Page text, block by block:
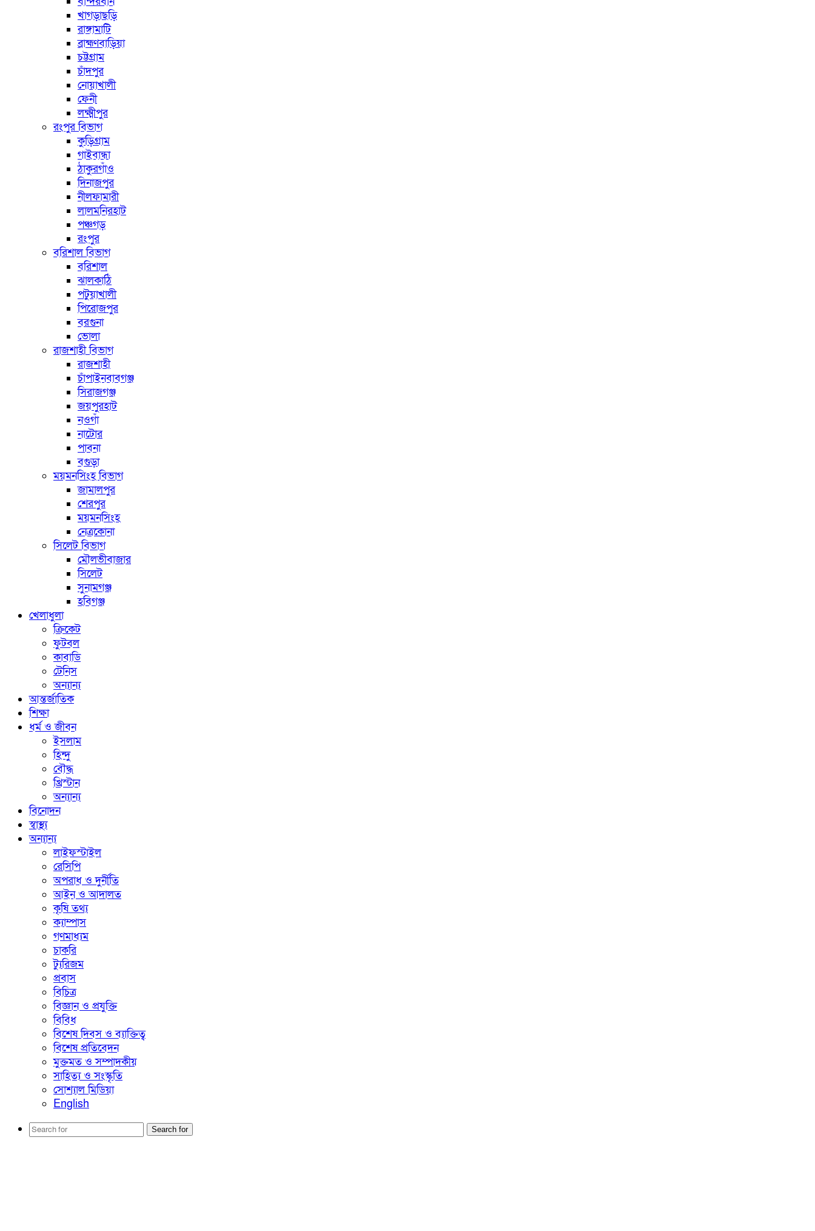
খাগড়াছড়ি
রাঙ্গামাটি
ব্রাহ্মণবাড়িয়া
চট্টগ্রাম
চাঁদপুর
নোয়াখালী
ফেনী
লক্ষ্মীপুর
রংপুর বিভাগ
কুড়িগ্রাম
গাইবান্ধা
ঠাকুরগাঁও
দিনাজপুর
নীলফামারী
লালমনিরহাট
পঞ্চগড়
রংপুর
বরিশাল বিভাগ
বরিশাল
ঝালকাঠি
পটুয়াখালী
পিরোজপুর
বরগুনা
ভোলা
রাজশাহী বিভাগ
রাজশাহী
চাঁপাইনবাবগঞ্জ
সিরাজগঞ্জ
জয়পুরহাট
নওগাঁ
নাটোর
পাবনা
বগুড়া
ময়মনসিংহ বিভাগ
জামালপুর
শেরপুর
ময়মনসিংহ
নেত্রকোনা
সিলেট বিভাগ
মৌলভীবাজার
সিলেট
সুনামগঞ্জ
হবিগঞ্জ
খেলাধুলা
ক্রিকেট
ফুটবল
কাবাডি
টেনিস
অন্যান্য
আন্তর্জাতিক
শিক্ষা
ধর্ম ও জীবন
ইসলাম
হিন্দু
বৌদ্ধ
খ্রিস্টান
অন্যান্য
বিনোদন
স্বাস্থ্য
অন্যান্য
লাইফস্টাইল
রেসিপি
অপরাধ ও দুর্নীতি
আইন ও আদালত
কৃষি তথ্য
ক্যাম্পাস
গণমাধ্যম
চাকরি
ট্যুরিজম
প্রবাস
বিচিত্র
বিজ্ঞান ও প্রযুক্তি
বিবিধ
বিশেষ দিবস ও ব্যাক্তিত্ব
বিশেষ প্রতিবেদন
মুক্তমত ও সম্পাদকীয়
সাহিত্য ও সংস্কৃতি
সোশ্যাল মিডিয়া
English
Search for